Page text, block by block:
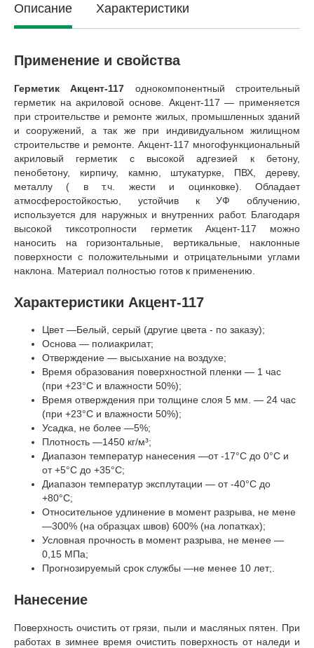
Описание Характеристики
Применение и свойства
Герметик Акцент-117 однокомпонентный строительный
герметик на акриловой основе. Акцент-117 — применяется
при строительстве и ремонте жилых, промышленных зданий
и сооружений, а так же при индивидуальном жилищном
строительстве и ремонте. Акцент-117 многофункциональный
акриловый герметик с высокой адгезией к бетону,
пенобетону, кирпичу, камню, штукатурке, ПВХ, дереву,
металлу ( в т.ч. жести и оцинковке). Обладает
атмосферостойкостью, устойчив к УФ облучению,
используется для наружных и внутренних работ. Благодаря
высокой тиксотропности герметик Акцент-117 можно
наносить на горизонтальные, вертикальные, наклонные
поверхности с положительными и отрицательными углами
наклона. Материал полностью готов к применению.
Характеристики Акцент-117
Цвет —Белый, серый (другие цвета - по заказу);
Основа — полиакрилат;
Отверждение — высыхание на воздухе;
Время образования поверхностной пленки — 1 час
(при +23°С и влажности 50%);
Время отверждения при толщине слоя 5 мм. — 24 час
(при +23°С и влажности 50%);
Усадка, не более —5%;
Плотность —1450 кг/м³;
Диапазон температур нанесения —от -17°С до 0°С и
от +5°С до +35°С;
Диапазон температур эксплутации — от -40°С до
+80°С;
Относительное удлинение в момент разрыва, не мене
—300% (на образцах швов) 600% (на лопатках);
Условная прочность в момент разрыва, не менее —
0,15 МПа;
Прогнозируемый срок службы —не менее 10 лет;.
Нанесение
Поверхность очистить от грязи, пыли и масляных пятен. При
работах в зимнее время очистить поверхность от наледи и